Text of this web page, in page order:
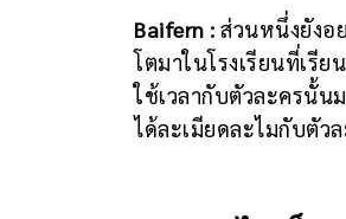
Baifern : ส่วนหนึ่งยังอ
โตมาในโรงเรียนที่เรี
ใช้เวลากับตัวละครนั้น
ได้ละเมียดละไมกับตัว